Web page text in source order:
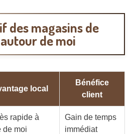
des magasins de
de moi
local
Bénéfice
client
rapide à
de moi
Gain de temps
immédiat